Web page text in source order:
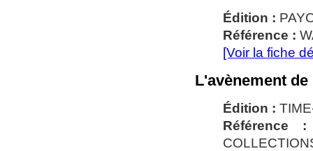
Édition :
Référence :
[Voir la fiche
L'avènement
Édition :
Référence